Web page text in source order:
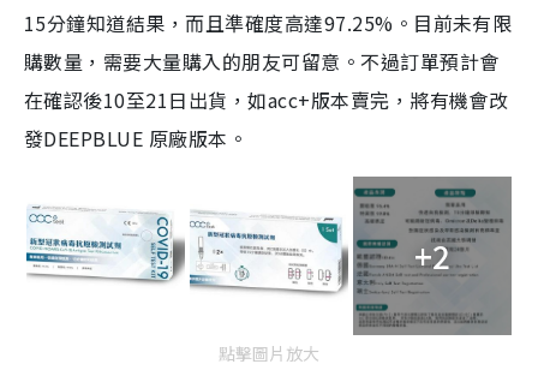
15分鐘知道結果，而且準確度高達97.25%。目前未有限
購數量，需要大量購入的朋友可留意。不過訂單預計會
在確認後10至21日出貨，如acc+版本賣完，將有機會改
發DEEPBLUE 原廠版本。
+2
點擊圖片放大